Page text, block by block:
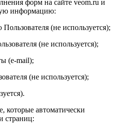
форм на сайте veom.ru и
информацию:
(не используется);
(не используется);
(e-mail);
(не используется);
которые автоматически
страниц: